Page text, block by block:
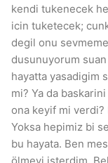
kendi tukenecek
icin tuketecek;
degil onu
dusunuyorum
hayatta yasadigim
mi? Ya da
ona keyif mi verdi?
Yoksa hepimiz bi
bu hayata. Ben